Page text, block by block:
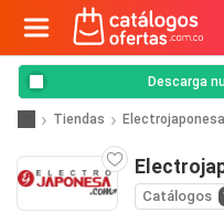
Descarga
Tiendas Electrojaponesa
Catálogos